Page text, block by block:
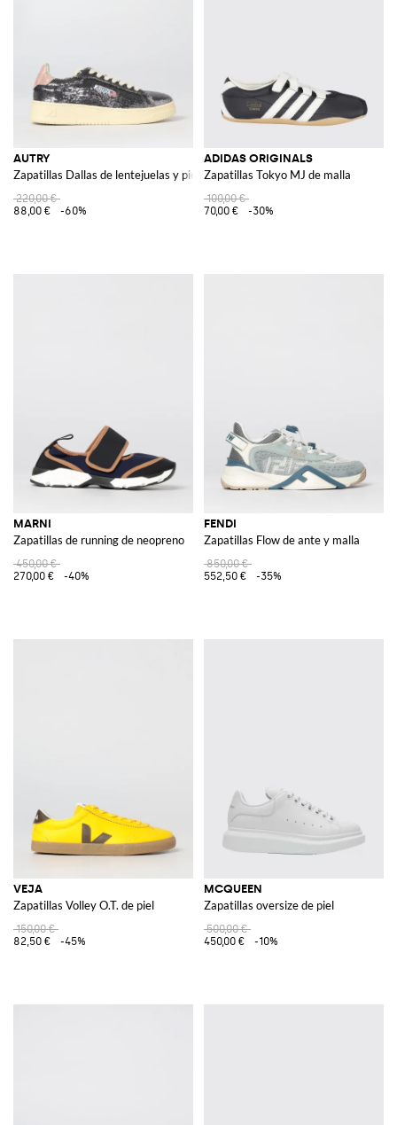
AUTRY
Zapatillas Dallas de lentejuelas y piel
220,00 €
88,00 €
-60%
ADIDAS ORIGINALS
Zapatillas Tokyo MJ de malla
100,00 €
70,00 €
-30%
MARNI
Zapatillas de running de neopreno
450,00 €
270,00 €
-40%
FENDI
Zapatillas Flow de ante y malla
850,00 €
552,50 €
-35%
VEJA
Zapatillas Volley O.T. de piel
150,00 €
82,50 €
-45%
MCQUEEN
Zapatillas oversize de piel
500,00 €
450,00 €
-10%